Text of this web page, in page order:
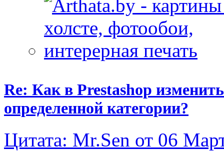
Re: Как в Prestashop
определенной категории?
Цитата: Mr.Sen от 06